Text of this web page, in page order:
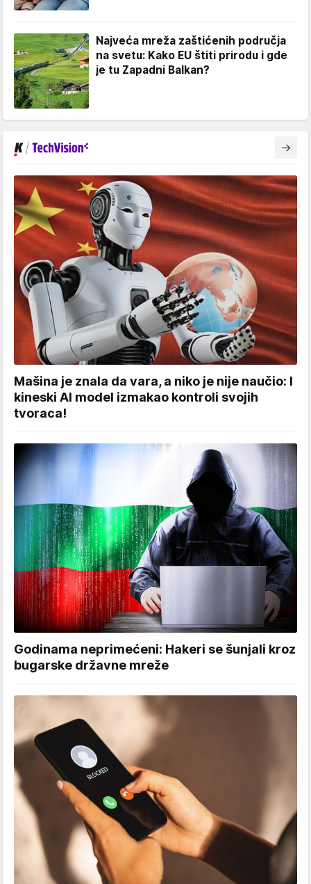
Najveća mreža zaštićenih područja
na svetu: Kako EU štiti prirodu i gde
je tu Zapadni Balkan?
Mašina je znala da vara, a niko je nije naučio: I
kineski AI model izmakao kontroli svojih
tvoraca!
Godinama neprimećeni: Hakeri se šunjali kroz
bugarske državne mreže